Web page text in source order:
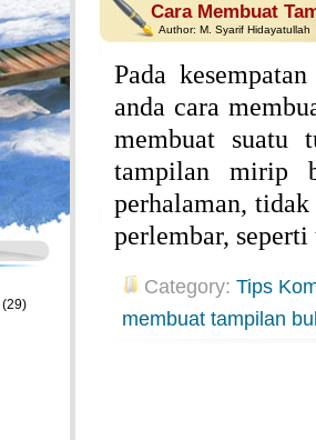
(29)
Cara Membuat
Author: M. Syarif Hidayatullah
Pada
anda cara
membuat suatu
tampilan mirip
perhalaman,
perlembar,
Category: Tips
membuat tampilan